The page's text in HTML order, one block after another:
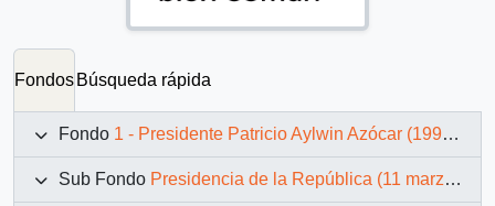
Fondos Búsqueda rápida
Fondo 1 - Presidente Patricio Aylwin Azócar (1990-1994)
Sub Fondo Presidencia de la República (11 marzo 1990 – 11 marzo 1994)